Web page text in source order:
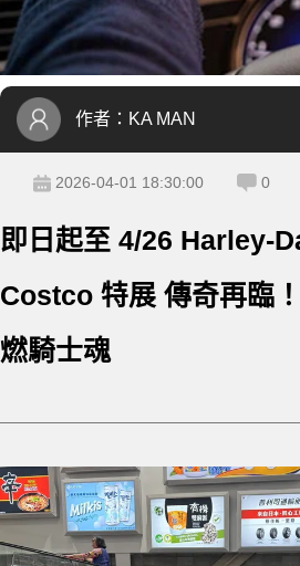
作者： KA MAN
2026-04-01 18:30:00 0
即日起至 4/26 Harley-
Costco 特展 傳奇再臨
燃騎士魂